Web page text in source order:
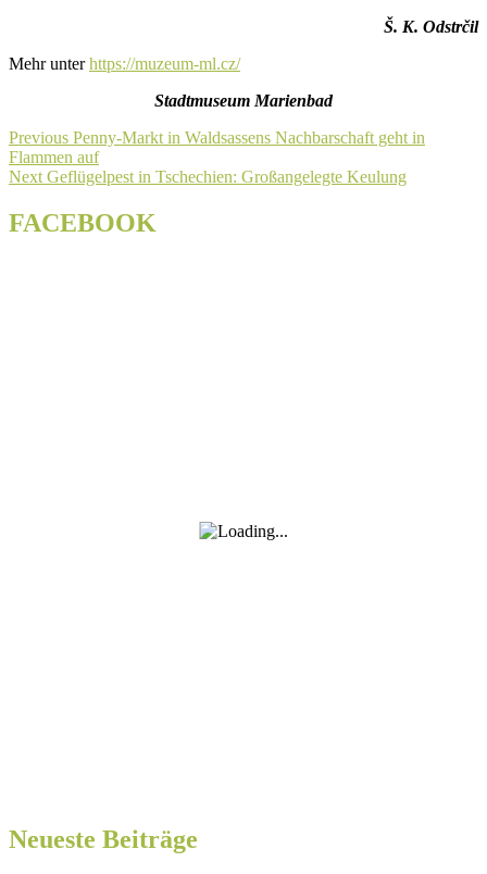
Š. K. Odstrčil
Mehr unterhttps://muzeum-ml.cz/
Stadtmuseum Marienbad
Beitragsnavigation
Previous Previous
post:
Penny-Markt in Waldsassens Nachbarschaft geht in
Flammen auf
Next Next
Geflügelpest in Tschechien: Großangelegte Keulung
FACEBOOK
Neueste Beiträge